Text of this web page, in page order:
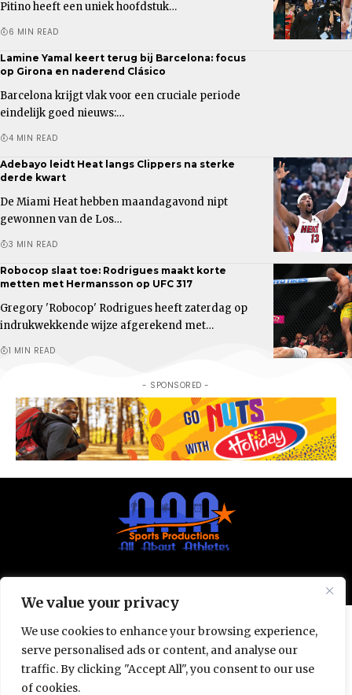
We value your privacy
We use cookies to enhance your browsing experience,
serve personalised ads or content, and analyse our
traffic. By clicking "Accept All", you consent to our use
of cookies.
Pitino heeft een uniek hoofdstuk…
6 MIN READ
Lamine Yamal keert terug bij Barcelona: focus
op Girona en naderend Clásico
Barcelona krijgt vlak voor een cruciale periode
eindelijk goed nieuws:…
4 MIN READ
Adebayo leidt Heat langs Clippers na sterke
derde kwart
De Miami Heat hebben maandagavond nipt
gewonnen van de Los…
3 MIN READ
Robocop slaat toe: Rodrigues maakt korte
metten met Hermansson op UFC 317
Gregory 'Robocop' Rodrigues heeft zaterdag op
indrukwekkende wijze afgerekend met…
1 MIN READ
- SPONSORED -